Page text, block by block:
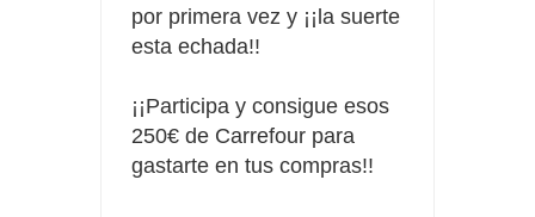
por primera vez y ¡¡la suerte
esta echada!!
¡¡Participa y consigue esos
250€ de Carrefour para
gastarte en tus compras!!